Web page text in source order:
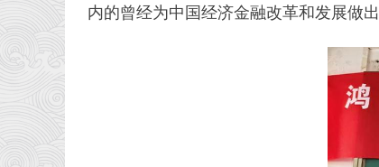
内的曾经为中国经济金融改革和发展做